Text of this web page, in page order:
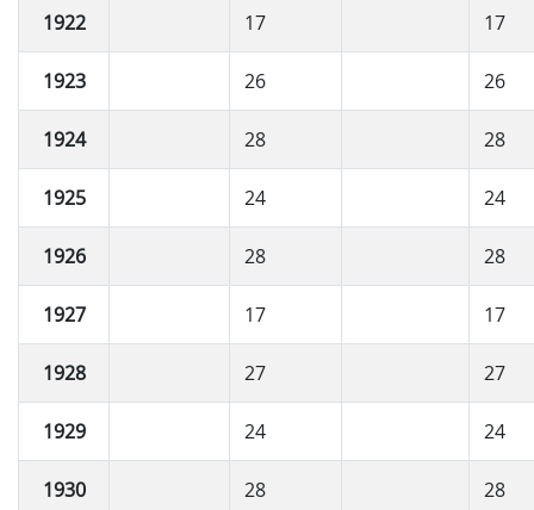
1922 17 17
1923 26 26
1924 28 28
1925 24 24
1926 28 28
1927 17 17
1928 27 27
1929 24 24
1930 28 28